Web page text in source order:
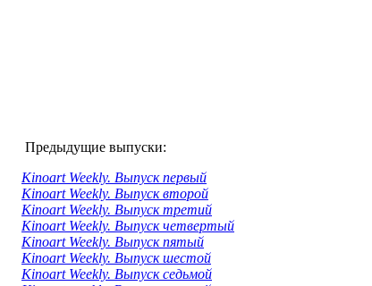
Предыдущие выпуски:
Kinoart Weekly. Выпуск первый
Kinoart Weekly. Выпуск второй
Kinoart Weekly. Выпуск третий
Kinoart Weekly. Выпуск четвертый
Kinoart Weekly. Выпуск пятый
Kinoart Weekly. Выпуск шестой
Kinoart Weekly. Выпуск седьмой